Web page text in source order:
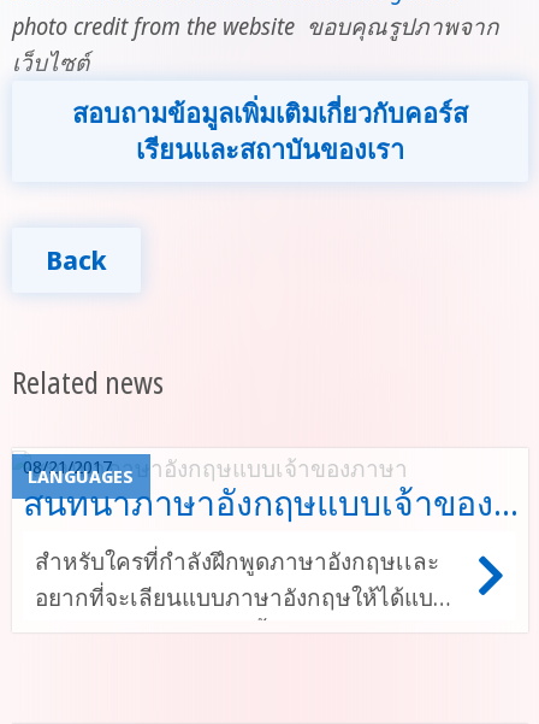
photo credit from the website ขอบคุณรูปภาพจาก
เว็บไซต์
สอบถามข้อมูลเพิ่มเติมเกี่ยวกับคอร์ส
เรียนเเละสถาบันของเรา
Back
Related news
LANGUAGES
08/21/2017
สนทนาภาษาอังกฤษแบบเจ้าของ
ภาษา
สำหรับใครที่กำลังฝึกพูดภาษาอังกฤษเเละ
อยากที่จะเลียนแบบภาษาอังกฤษให้ได้แบบ
เจ้าของภาษา ในบางครั้งอาจจะพบปัญหา